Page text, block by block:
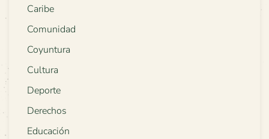
Caribe
Comunidad
Coyuntura
Cultura
Deporte
Derechos
Educación